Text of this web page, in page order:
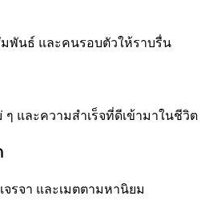
พันธ์ และคนรอบตัวให้ราบรื่น
และความสำเร็จที่ดีเข้ามาในชีวิต
จรจา และเมตตามหานิยม